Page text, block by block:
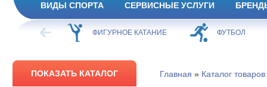
ВИДЫ СПОРТА СЕРВИСНЫЕ УСЛУГИ
ХОККЕЙ ФИГУРНОЕ КАТАНИЕ ФУТБОЛ
ПОКАЗАТЬ КАТАЛОГ Главная » Каталог товаров